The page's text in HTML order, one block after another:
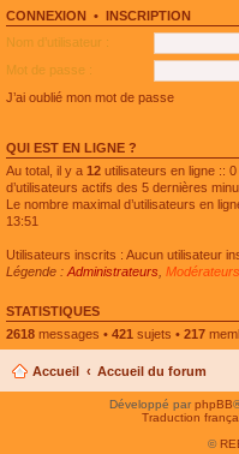
é
c
e
n
t
l
u
s
é
e
u
l
e
l
s
e
n
t
CONNEXION • INSCRIPTION
Nom d’utilisateur :
Mot de passe :
J’ai oublié mon mot de passe
QUI EST EN LIGNE ?
Au total, il y a 12 utilisateurs en ligne ::
d’utilisateurs actifs des 5 dernières
Le nombre maximal d’utilisateurs en
13:51
Utilisateurs inscrits : Aucun utilisateur
Légende : Administrateurs
STATISTIQUES
2618 messages • 421 sujets • 217
Accueil Accueil du forum
Développé parphpBB
Traduction
©